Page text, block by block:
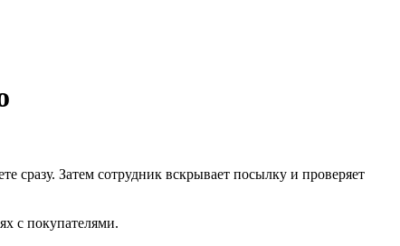
сразу. Затем сотрудник вскрывает посылку и проверяет
с покупателями.